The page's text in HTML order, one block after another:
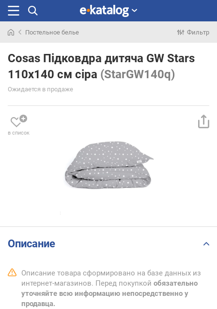
раньше
Постельное белье Фильтр
Cosas Підковдра дитяча GW Stars
110х140 см сіра (StarGW140q)
Ожидается в продаже
в список
Описание
Описание товара сформировано на базе данных из
интернет-магазинов. Перед покупкой обязательно
уточняйте всю информацию непосредственно у
продавца.